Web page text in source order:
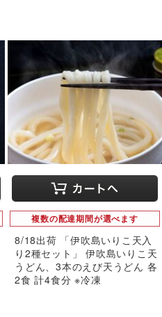
複数の配達期間が選べます
8/18出荷 「伊吹島いりこ天入
り2種セット」 伊吹島いりこ天
うどん、3本のえび天うどん 各
2食 計4食分 ※冷凍